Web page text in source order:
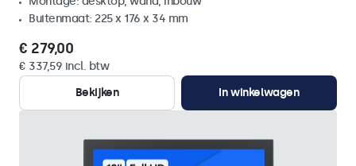
Buitenmaat: 225 x 176 x 34 mm
€ 279,00
€ 337,59 incl. btw
Bekijken
In winkelwagen